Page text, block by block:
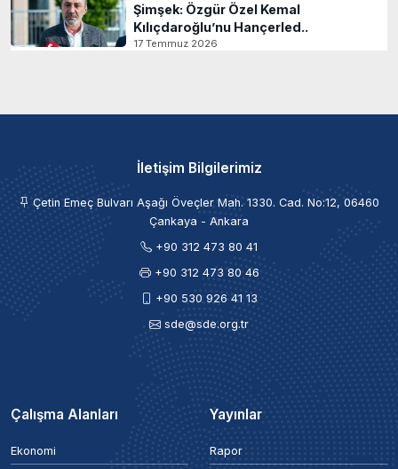
Şimşek: Özgür Özel Kemal
Kılıçdaroğlu’nu Hançerled..
17 Temmuz 2026
İletişim Bilgilerimiz
Çetin Emeç Bulvarı Aşağı Öveçler Mah. 1330. Cad. No:12, 06460
Çankaya - Ankara
+90 312 473 80 41
+90 312 473 80 46
+90 530 926 41 13
sde@sde.org.tr
Çalışma Alanları
Ekonomi
Yayınlar
Rapor